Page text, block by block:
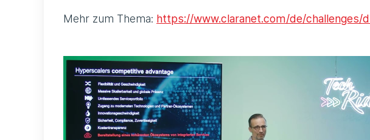
Mehr zum Thema: https://www.claranet.com/de/challenges/